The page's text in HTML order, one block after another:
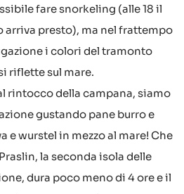
fare snorkeling (alle 18 il
arriva presto), ma nel frattempo
i colori del tramonto
riflette sul mare.
rintocco della campana, siamo
gustando pane burro e
e wurstel in mezzo al mare! Che
la seconda isola delle
dura poco meno di 4 ore e il